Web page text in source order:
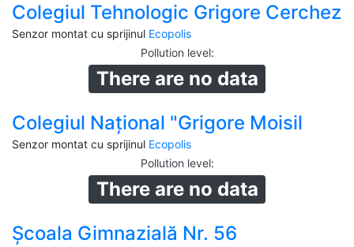
Colegiul Tehnologic Grigore Cerchez
Senzor montat cu sprijinul Ecopolis
Pollution level:
There are no data
Colegiul Național "Grigore Moisil
Senzor montat cu sprijinul Ecopolis
Pollution level:
There are no data
Școala Gimnazială Nr. 56